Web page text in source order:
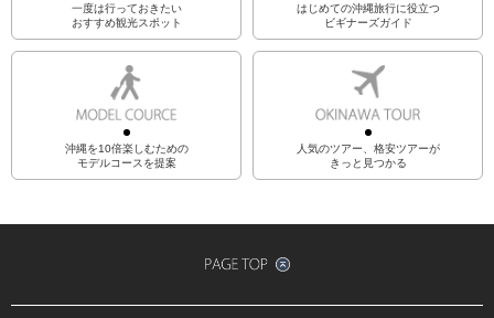
一度は行っておきたい
おすすめ観光スポット
はじめての沖縄旅行に役立つ
ビギナーズガイド
沖縄を10倍楽しむための
モデルコースを提案
人気のツアー、格安ツアーが
きっと見つかる